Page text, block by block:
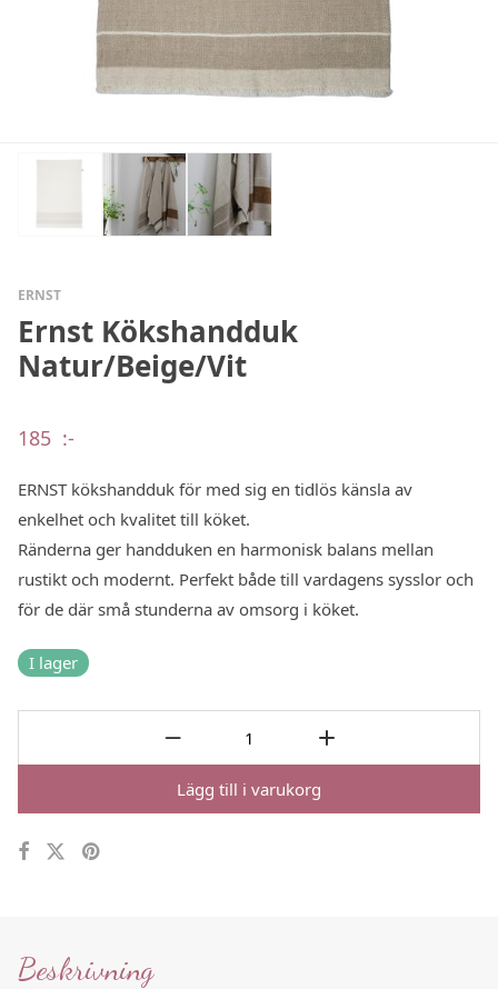
ERNST
Ernst Kökshandduk
Natur/Beige/Vit
185 :-
ERNST kökshandduk för med sig en tidlös känsla av
enkelhet och kvalitet till köket.
Ränderna ger handduken en harmonisk balans mellan
rustikt och modernt. Perfekt både till vardagens sysslor och
för de där små stunderna av omsorg i köket.
I lager
Lägg till i varukorg
Beskrivning